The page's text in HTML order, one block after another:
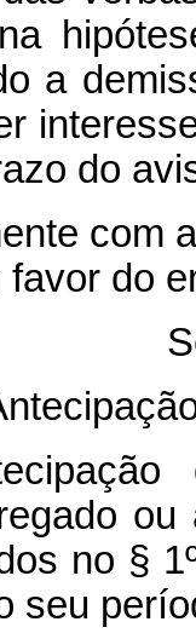
a
do
com
do
no §
seu